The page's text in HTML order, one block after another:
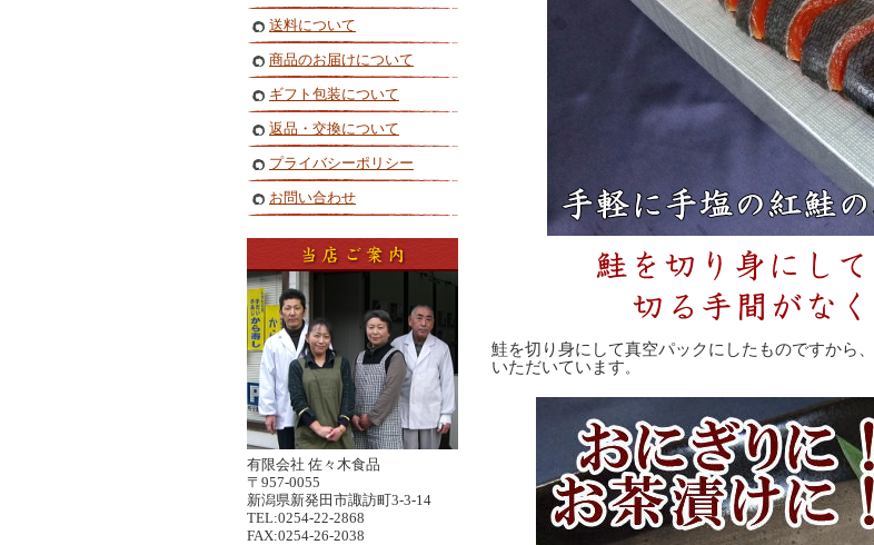
鮭を切り身にして真空パックにしたものですから、
いただいています。
送料について
商品のお届けについて
ギフト包装について
返品・交換について
プライバシーポリシー
お問い合わせ
有限会社 佐々木食品
〒957-0055
新潟県新発田市諏訪町3-3-14
TEL:0254-22-2868
FAX:0254-26-2038